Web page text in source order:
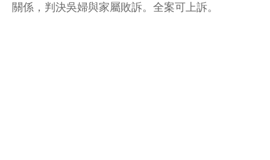
關係，判決吳婦與家屬敗訴。全案可上訴。